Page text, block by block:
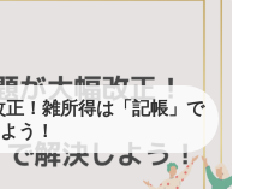
！雑所得は「記帳」で
う！